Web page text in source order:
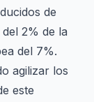
de
2% de la
del 7%.
agilizar los
este